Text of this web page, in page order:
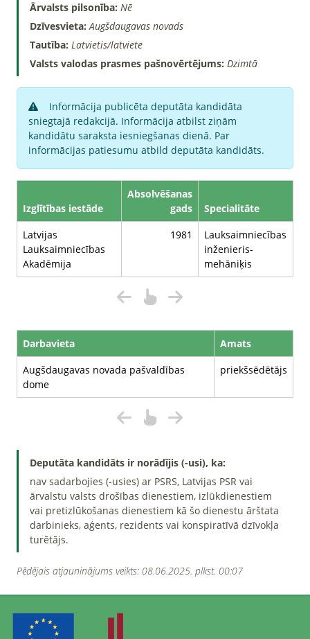
Ārvalsts pilsonība: Nē
Dzīvesvieta:Augšdaugavas novads
Tautība: Latvietis/latviete
Valsts valodas prasmes pašnovērtējums: Dzimtā
Informācija publicēta deputāta kandidāta
sniegtajā redakcijā. Informācija atbilst ziņām
kandidātu saraksta iesniegšanas dienā. Par
informācijas patiesumu atbild deputāta kandidāts.
Izglītības iestāde
Absolvēšanas
gads
Specialitāte
Latvijas
Lauksaimniecības
Akadēmija
1981
Lauksaimniecības
inženieris-
mehāniķis
Darbavieta
Amats
Augšdaugavas novada pašvaldības
dome
priekšsēdētājs
Deputāta kandidāts ir norādījis (-usi), ka:
nav sadarbojies (-usies) ar PSRS, Latvijas PSR vai
ārvalstu valsts drošības dienestiem, izlūkdienestiem
vai pretizlūkošanas dienestiem kā šo dienestu ārštata
darbinieks, aģents, rezidents vai konspiratīvā dzīvokļa
turētājs.
Pēdējais atjauninājums veikts: 08.06.2025. plkst. 00:07